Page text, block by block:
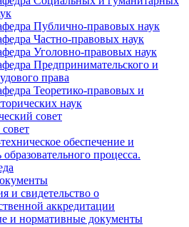
Публично-правовых наук
Частно-правовых наук
Уголовно-правовых наук
Предпринимательского и
права
Теоретико-правовых и
наук
совет
обеспечение и
процесса.
и свидетельство о
аккредитации
и нормативные документы